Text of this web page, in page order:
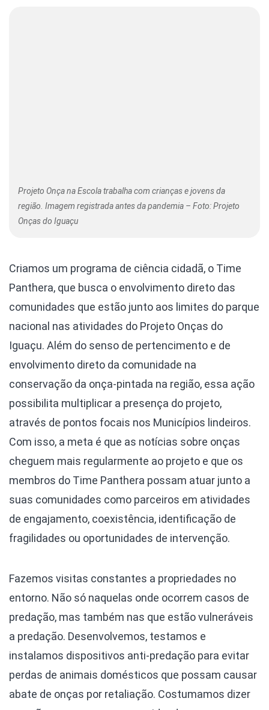
Projeto Onça na Escola trabalha com crianças e jovens da
região. Imagem registrada antes da pandemia – Foto: Projeto
Onças do Iguaçu
Criamos um programa de ciência cidadã, o Time
Panthera, que busca o envolvimento direto das
comunidades que estão junto aos limites do parque
nacional nas atividades do Projeto Onças do
Iguaçu. Além do senso de pertencimento e de
envolvimento direto da comunidade na
conservação da onça-pintada na região, essa ação
possibilita multiplicar a presença do projeto,
através de pontos focais nos Municípios lindeiros.
Com isso, a meta é que as notícias sobre onças
cheguem mais regularmente ao projeto e que os
membros do Time Panthera possam atuar junto a
suas comunidades como parceiros em atividades
de engajamento, coexistência, identificação de
fragilidades ou oportunidades de intervenção.
Fazemos visitas constantes a propriedades no
entorno. Não só naquelas onde ocorrem casos de
predação, mas também nas que estão vulneráveis
a predação. Desenvolvemos, testamos e
instalamos dispositivos anti-predação para evitar
perdas de animais domésticos que possam causar
abate de onças por retaliação. Costumamos dizer